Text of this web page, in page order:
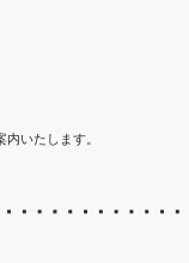
いたします。